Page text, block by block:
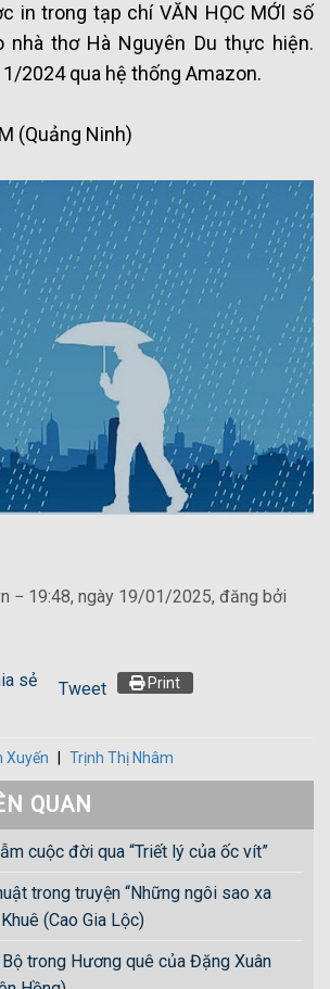
in trong tạp chí VĂN HỌC MỚI số
nhà thơ Hà Nguyên Du thực hiện.
2024 qua hệ thống Amazon.
(Quảng Ninh)
− 19:48, ngày 19/01/2025, đăng bởi
sẻ Tweet Print
Xuyến Trịnh Thị Nhâm
QUAN
cuộc đời qua “Triết lý của ốc vít”
trong truyện “Những ngôi sao xa
(Cao Gia Lộc)
trong Hương quê của Đặng Xuân